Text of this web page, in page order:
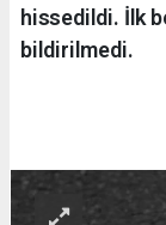
hissedildi. İlk
bildirilmedi.